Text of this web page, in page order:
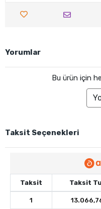
Yorumlar
Bu ürün için
Taksit Seçenekleri
Taksit Taksit
1